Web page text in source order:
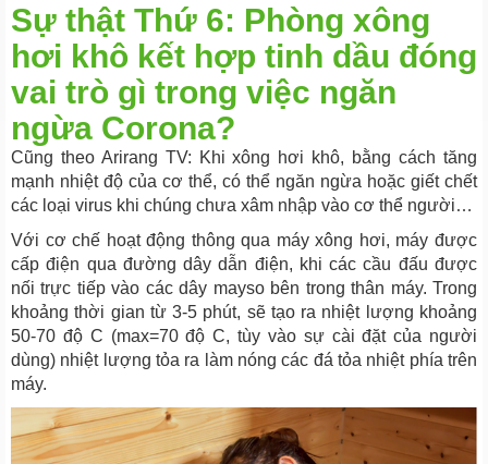
Sự thật Thứ 6: Phòng xông
hơi khô kết hợp tinh dầu đóng
vai trò gì trong việc ngăn
ngừa Corona?
Cũng theo Arirang TV: Khi xông hơi khô, bằng cách tăng
mạnh nhiệt độ của cơ thể, có thể ngăn ngừa hoặc giết chết
các loại virus khi chúng chưa xâm nhập vào cơ thể người…
Với cơ chế hoạt động thông qua máy xông hơi, máy được
cấp điện qua đường dây dẫn điện, khi các cầu đấu được
nối trực tiếp vào các dây mayso bên trong thân máy. Trong
khoảng thời gian từ 3-5 phút, sẽ tạo ra nhiệt lượng khoảng
50-70 độ C (max=70 độ C, tùy vào sự cài đặt của người
dùng) nhiệt lượng tỏa ra làm nóng các đá tỏa nhiệt phía trên
máy.